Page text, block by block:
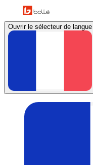
Ouvrir le sélecteur de langue